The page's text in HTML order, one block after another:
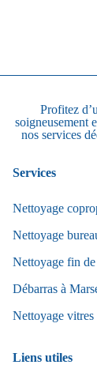
Profitez
soigneusement
nos services
Services
Nettoyage
Nettoyage
Nettoyage fin
Débarras à
Nettoyage
Liens utiles